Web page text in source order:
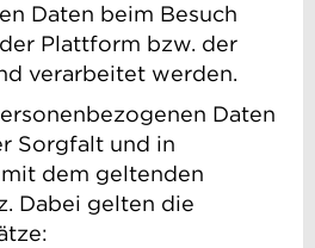
Daten beim Besuch
Plattform bzw. der
verarbeitet werden.
Daten
Sorgfalt und in
dem geltenden
Dabei gelten die